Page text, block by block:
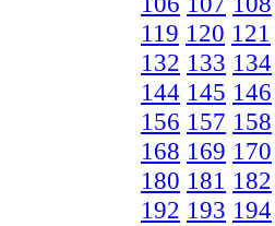
119 120 121
132 133 134
144 145 146
156 157 158
168 169 170
180 181 182
192 193 194